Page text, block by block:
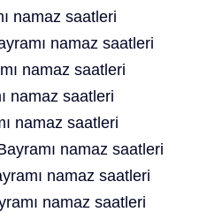
namaz saatleri
namaz saatleri
namaz saatleri
namaz saatleri
namaz saatleri
namaz saatleri
namaz saatleri
namaz saatleri